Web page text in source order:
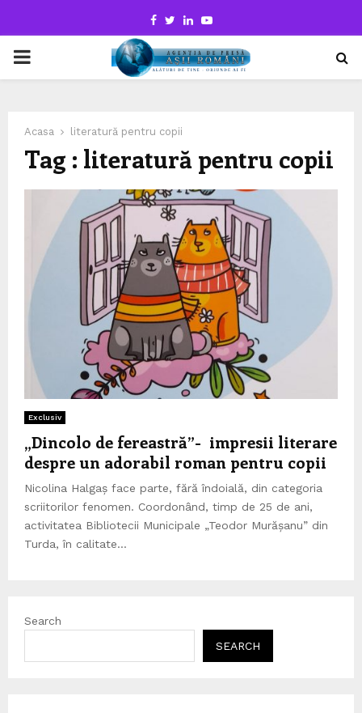
Facebook
TwitterLinkedinYoutube
PRIMARY
Acasa literatură pentru copii
Tag : literatură pentru copii
Exclusiv
„Dincolo de fereastră”- impresii literare
despre un adorabil roman pentru copii
Nicolina Halgaș face parte, fără îndoială, din categoria
scriitorilor fenomen. Coordonând, timp de 25 de ani,
activitatea Bibliotecii Municipale „Teodor Murășanu” din
Turda, în calitate...
Search
SEARCH